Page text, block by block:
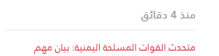
منذ 4 دقائق
متحدث القوات المسلحة اليمنية: بيان مهم